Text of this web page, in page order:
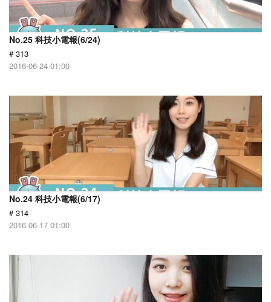
No.25 科技小電報(6/24)
# 313
2016-06-24 01:00
No.24 科技小電報(6/17)
# 314
2016-06-17 01:00